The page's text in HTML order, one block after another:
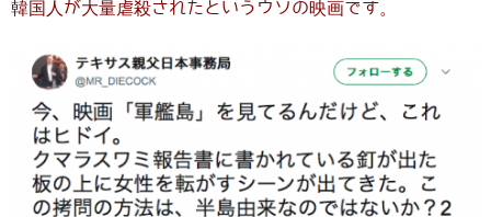
韓国人が大量虐殺されたというウソの映画です。